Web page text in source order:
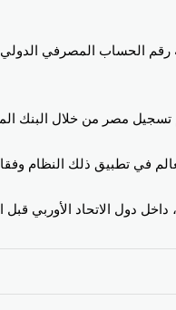
رقم الحساب المصرفي
مصر من خلال البنك